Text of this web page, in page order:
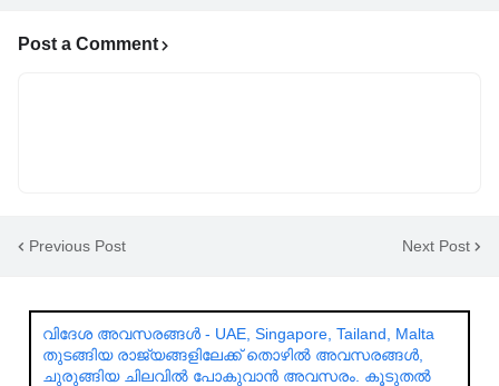
Post a Comment
Previous Post Next Post
വിദേശ അവസരങ്ങൾ - UAE, Singapore, Tailand, Malta
തുടങ്ങിയ രാജ്യങ്ങളിലേക്ക് തൊഴിൽ അവസരങ്ങൾ,
ചുരുങ്ങിയ ചിലവിൽ പോകുവാൻ അവസരം. കൂടുതൽ